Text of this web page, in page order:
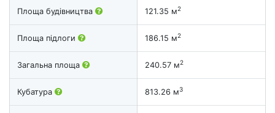
Площа будівництва 121.35 м2
Площа підлоги 186.15 м2
Загальна площа 240.57 м2
Кубатура 813.26 м3